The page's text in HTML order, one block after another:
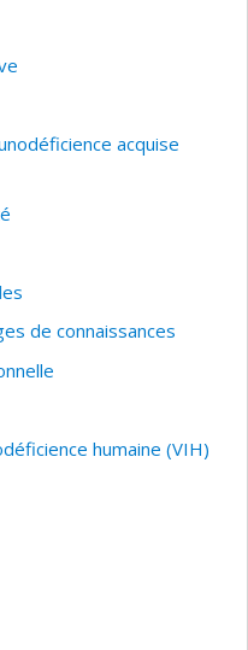
acquise
de connaissances
humaine (VIH)